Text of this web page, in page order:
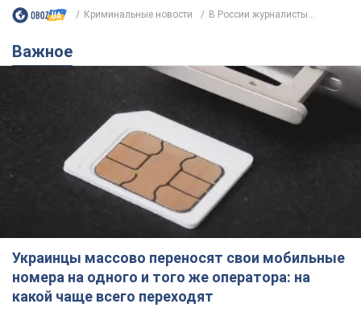
Криминальные новости В России журналисты...
Важное
Украинцы массово переносят свои мобильные
номера на одного и того же оператора: на
какой чаще всего переходят